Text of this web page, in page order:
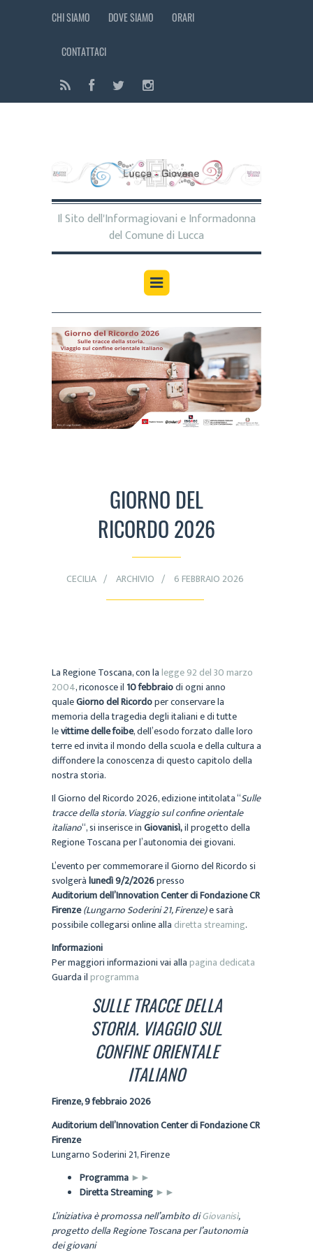
CHI SIAMO DOVE SIAMO ORARI
CONTATTACI
Il Sito dell'Informagiovani e Informadonna
del Comune di Lucca
GIORNO DEL
RICORDO 2026
CECILIA ARCHIVIO 6 FEBBRAIO 2026
La Regione Toscana, con lalegge 92 del 30 marzo
2004, riconosce il 10 febbraiodi ogni anno
qualeGiorno del Ricordoper conservare la
memoria della tragedia degli italiani e di tutte
levittime delle foibe, dell’esodo forzato dalle loro
terre ed invita il mondo della scuola e della cultura a
diffondere la conoscenza di questo capitolo della
nostra storia.
Il Giorno del Ricordo 2026, edizione intitolata “Sulle
tracce della storia. Viaggio sul confine orientale
italiano“, si inserisce inGiovanisì,il progetto della
Regione Toscana per l’autonomia dei giovani.
L’evento per commemorare il Giorno del Ricordo si
svolgeràlunedì 9/2/2026presso
Auditorium dell’Innovation Center di Fondazione CR
Firenze(Lungarno Soderini 21, Firenze)e sarà
possibile collegarsi online alla diretta streaming.
Informazioni
Per maggiori informazioni vai allapagina dedicata
Guarda ilprogramma
SULLE TRACCE DELLA
STORIA. VIAGGIO SUL
CONFINE ORIENTALE
ITALIANO
Firenze, 9 febbraio 2026
Auditorium dell’Innovation Center di Fondazione CR
Firenze
Lungarno Soderini 21, Firenze
Programma ►►
Diretta Streaming ►►
L’iniziativa è promossa nell’ambito diGiovanisì,
progetto della Regione Toscana per l’autonomia
dei giovani